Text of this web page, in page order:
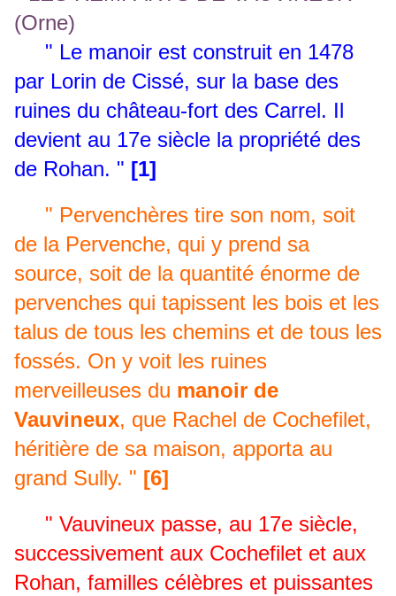
" Le manoir est construit en 1478
par Lorin de Cissé, sur la base des
ruines du château-fort des Carrel. Il
devient au 17e siècle la propriété des
de Rohan. " [1]
" Pervenchères tire son nom, soit
de la Pervenche, qui y prend sa
source, soit de la quantité énorme de
pervenches qui tapissent les bois et les
talus de tous les chemins et de tous les
fossés. On y voit les ruines
merveilleuses du manoir de
Vauvineux, que Rachel de Cochefilet,
héritière de sa maison, apporta au
grand Sully. " [6]
" Vauvineux passe, au 17e siècle,
successivement aux Cochefilet et aux
Rohan, familles célèbres et puissantes